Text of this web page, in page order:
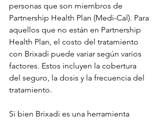
personas que son miembros de
Partnership Health Plan (Medi-Cal). Para
aquellos que no están en Partnership
Health Plan, el costo del tratamiento
con Brixadi puede variar según varios
factores. Estos incluyen la cobertura
del seguro, la dosis y la frecuencia del
tratamiento.
Si bien Brixadi es una herramienta